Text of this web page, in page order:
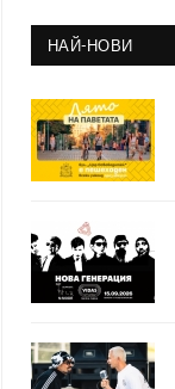
НАЙ-НОВИ